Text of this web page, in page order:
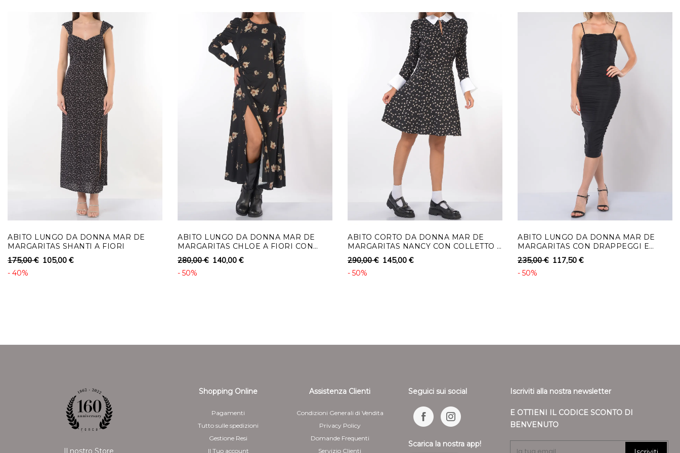
recedere. Detti rimborsi saranno effettuati utilizzando lo stesso mezzo di
pagamento usato per la transazione iniziale, salvo che il cliente non richieda il
rimborso su diverso mezzo di pagamento. In tale caso saranno a carico del cliente
eventuali costi aggiuntivi derivanti dal diverso mezzo di pagamento scelto. Il
rimborso può essere sospeso fino al ricevimento dei beni oppure fino allíavvenuta
dimostrazione da parte del cliente di aver rispedito i beni.
Per il rimborso da effettuarsi tramite bonifico bancario il Cliente deve indicare anche
le coordinate bancarie necessarie per restituire le somme corrisposte
5 - Il cliente è responsabile solo della diminuzione del valore dei beni risultante da una
manipolazione diversa da quella necessaria per stabilire la natura, le caratteristiche e il
funzionamento dei beni
ABITO LUNGO DA DONNA MAR DE
MARGARITAS SHANTI A FIORI
175,00 € 105,00 €
- 40%
ABITO LUNGO DA DONNA MAR DE
MARGARITAS CHLOE A FIORI CON
SPACCO
280,00 € 140,00 €
- 50%
ABITO CORTO DA DONNA MAR DE
MARGARITAS NANCY CON COLLETTO E
POLSI
290,00 € 145,00 €
- 50%
ABITO LUNGO DA DONNA MAR DE
MARGARITAS CON DRAPPEGGI E
ARRICCIATURA
235,00 € 117,50 €
- 50%
Il nostro Store
Shopping Online
Pagamenti
Tutto sulle spedizioni
Gestione Resi
Il Tuo account
Assistenza Clienti
Condizioni Generali di Vendita
Privacy Policy
Domande Frequenti
Servizio Clienti
Seguici sui social
Scarica la nostra app!
Iscriviti alla nostra newsletter
E OTTIENI IL CODICE SCONTO DI
BENVENUTO